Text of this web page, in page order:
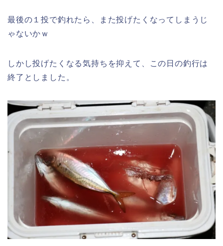
最後の１投で釣れたら、また投げたくなってしまうじ
ゃないかｗ
しかし投げたくなる気持ちを抑えて、この日の釣行は
終了としました。